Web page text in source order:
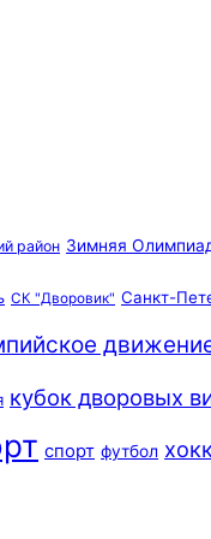
район Зимняя
СК "Дворовик" Санкт-
кубок дворовых
спорт футбол